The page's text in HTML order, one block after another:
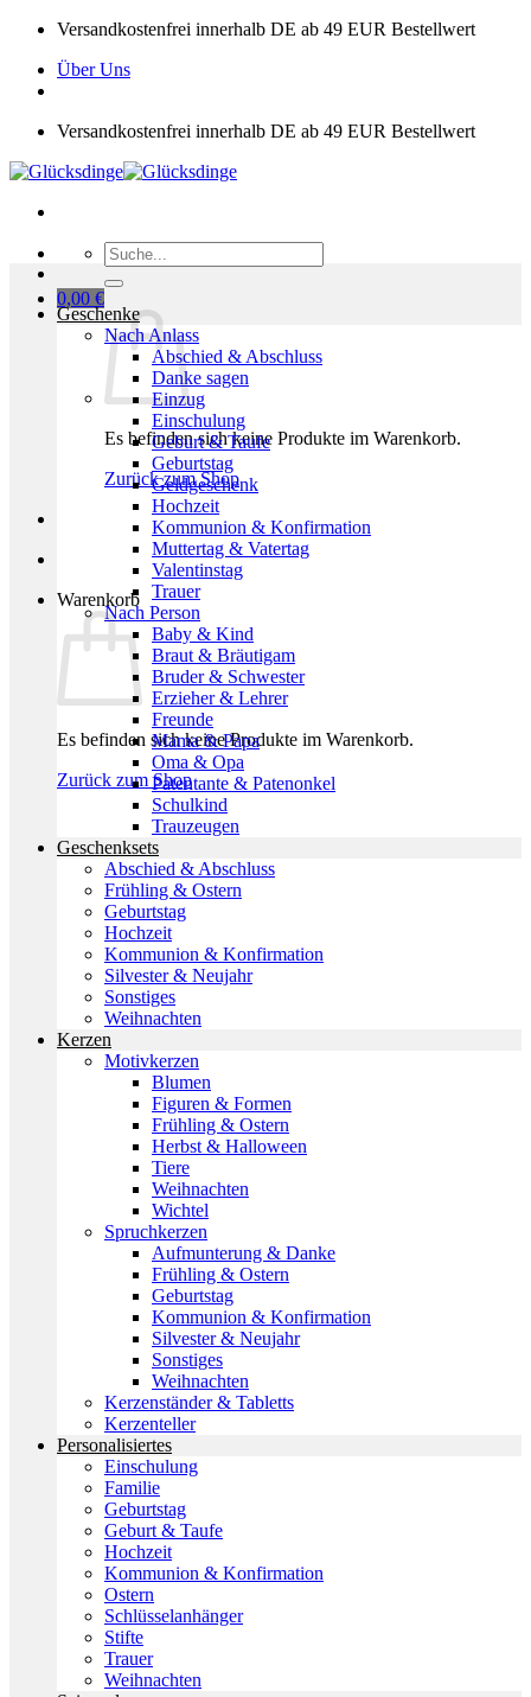
Zum
springen
Versandkostenfrei innerhalb DE ab 49 EUR Bestellwert
Über Uns
Versandkostenfrei innerhalb DE ab 49 EUR Bestellwert
Suchen
nach:
0,00 €
Es befinden sich keine Produkte im Warenkorb.
Zurück zum Shop
Warenkorb
Es befinden sich keine Produkte im Warenkorb.
Zurück zum Shop
Geschenke
Nach Anlass
Abschied & Abschluss
Danke sagen
Einzug
Einschulung
Geburt & Taufe
Geburtstag
Geldgeschenk
Hochzeit
Kommunion & Konfirmation
Muttertag & Vatertag
Valentinstag
Trauer
Nach Person
Baby & Kind
Braut & Bräutigam
Bruder & Schwester
Erzieher & Lehrer
Freunde
Mama & Papa
Oma & Opa
Patentante & Patenonkel
Schulkind
Trauzeugen
Geschenksets
Abschied & Abschluss
Frühling & Ostern
Geburtstag
Hochzeit
Kommunion & Konfirmation
Silvester & Neujahr
Sonstiges
Weihnachten
Kerzen
Motivkerzen
Blumen
Figuren & Formen
Frühling & Ostern
Herbst & Halloween
Tiere
Weihnachten
Wichtel
Spruchkerzen
Aufmunterung & Danke
Frühling & Ostern
Geburtstag
Kommunion & Konfirmation
Silvester & Neujahr
Sonstiges
Weihnachten
Kerzenständer & Tabletts
Kerzenteller
Personalisiertes
Einschulung
Familie
Geburtstag
Geburt & Taufe
Hochzeit
Kommunion & Konfirmation
Ostern
Schlüsselanhänger
Stifte
Trauer
Weihnachten